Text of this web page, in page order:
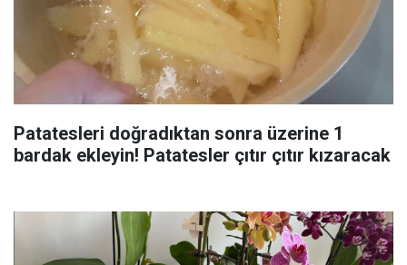
Patatesleri doğradıktan sonra üzerine 1
bardak ekleyin! Patatesler çıtır çıtır kızaracak